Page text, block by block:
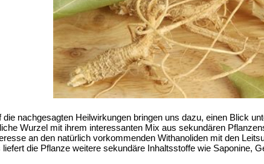
die nachgesagten Heilwirkungen bringen uns dazu, einen Blick
Wurzel mit ihrem interessanten Mix aus sekundären
an den natürlich vorkommenden Withanoliden mit den
liefert die Pflanze weitere sekundäre Inhaltsstoffe wie Saponine,